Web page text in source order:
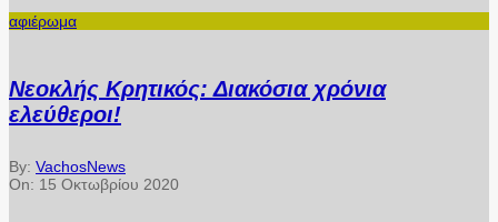
αφιέρωμα
Νεοκλής Κρητικός: Διακόσια χρόνια
ελεύθεροι!
By: VachosNews
On: 15 Οκτωβρίου 2020